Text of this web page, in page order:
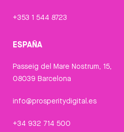
+353 1 544 8723
ESPAÑA
Passeig del Mare Nostrum, 15,
08039 Barcelona
info@prosperitydigital.es
+34 932 714 500